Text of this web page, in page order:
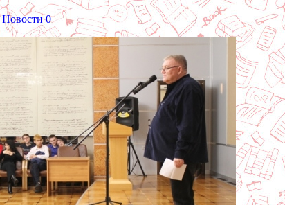
Новости 0